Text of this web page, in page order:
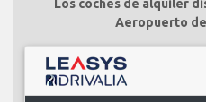
Los coches de alquiler
Aeropuerto